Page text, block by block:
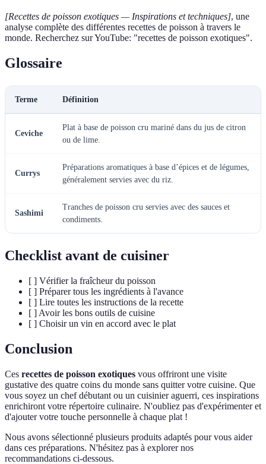
[Recettes de poisson exotiques — Inspirations et techniques], une
analyse complète des différentes recettes de poisson à travers le
monde. Recherchez sur YouTube: "recettes de poisson exotiques".
Glossaire
Terme Définition
Ceviche
Plat à base de poisson cru mariné dans du jus de citron
ou de lime.
Currys
Préparations aromatiques à base d’épices et de légumes,
généralement servies avec du riz.
Sashimi
Tranches de poisson cru servies avec des sauces et
condiments.
Checklist avant de cuisiner
[ ] Vérifier la fraîcheur du poisson
[ ] Préparer tous les ingrédients à l'avance
[ ] Lire toutes les instructions de la recette
[ ] Avoir les bons outils de cuisine
[ ] Choisir un vin en accord avec le plat
Conclusion
Ces recettes de poisson exotiques vous offriront une visite
gustative des quatre coins du monde sans quitter votre cuisine. Que
vous soyez un chef débutant ou un cuisinier aguerri, ces inspirations
enrichiront votre répertoire culinaire. N'oubliez pas d'expérimenter et
d'ajouter votre touche personnelle à chaque plat !
Nous avons sélectionné plusieurs produits adaptés pour vous aider
dans ces préparations. N'hésitez pas à explorer nos
recommandations ci-dessous.